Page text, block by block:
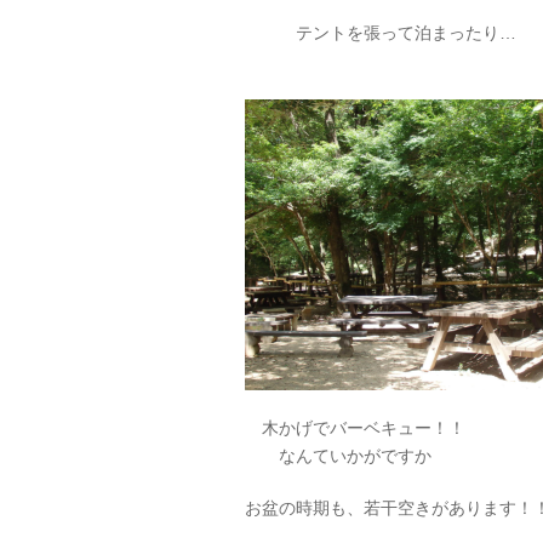
テントを張って泊まったり…
木かげでバーベキュー！！
なんていかがですか
お盆の時期も、若干空きがあります！